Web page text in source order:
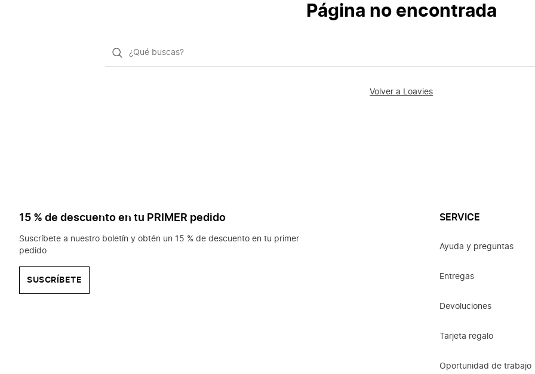
Página no encontrada
¿Qué
Volver a Loavies
15 % de descuento en tu PRIMER pedido
Suscríbete a nuestro boletín y obtén un 15 % de descuento en tu primer
pedido
SUSCRÍBETE
SERVICE
Ayuda y preguntas
Entregas
Devoluciones
Tarjeta regalo
Oportunidad de trabajo